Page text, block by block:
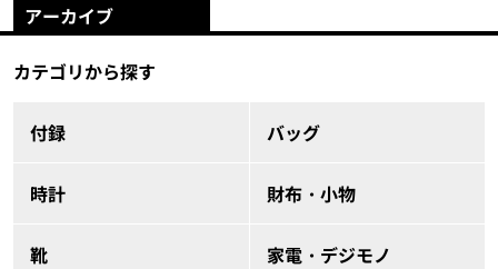
アーカイブ
カテゴリから探す
付録 バッグ
時計 財布・小物
靴 家電・デジモノ